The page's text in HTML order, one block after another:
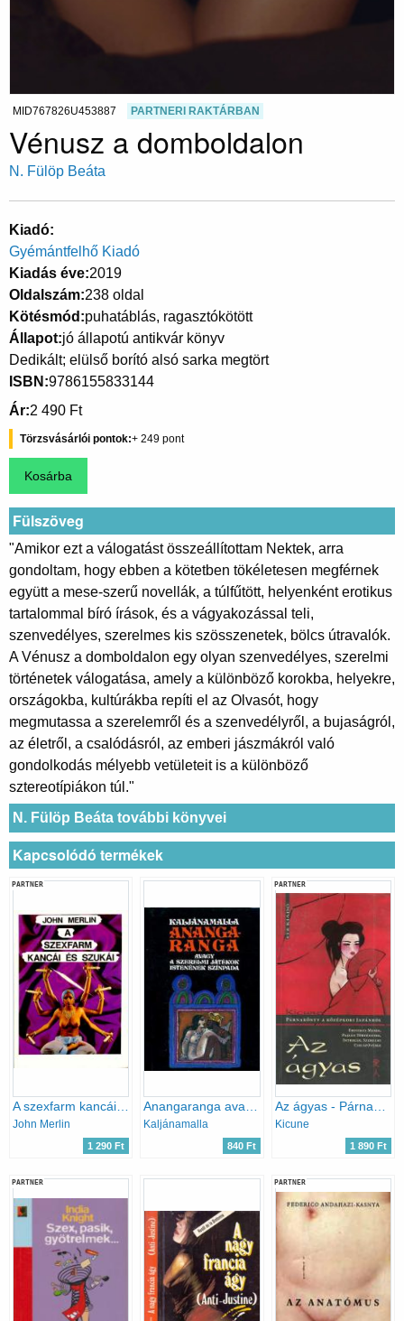
MID767826U453887 PARTNERI RAKTÁRBAN
Vénusz a domboldalon
N. Fülöp Beáta
Kiadó
Gyémántfelhő Kiadó
Kiadás éve 2019
Oldalszám 238 oldal
Kötésmód puhatáblás, ragasztókötött
Állapot jó állapotú antikvár könyv
Dedikált; elülső borító alsó sarka megtört
ISBN 9786155833144
Ár 2 490 Ft
Törzsvásárlói pontok 249
Fülszöveg
"Amikor ezt a válogatást összeállítottam Nektek, arra
gondoltam, hogy ebben a kötetben tökéletesen megférnek
együtt a mese-szerű novellák, a túlfűtött, helyenként erotikus
tartalommal bíró írások, és a vágyakozással teli,
szenvedélyes, szerelmes kis szösszenetek, bölcs útravalók.
A Vénusz a domboldalon egy olyan szenvedélyes, szerelmi
történetek válogatása, amely a különböző korokba, helyekre,
országokba, kultúrákba repíti el az Olvasót, hogy
megmutassa a szerelemről és a szenvedélyről, a bujaságról,
az életről, a csalódásról, az emberi jászmákról való
gondolkodás mélyebb vetületeit is a különböző
sztereotípiákon túl."
N. Fülöp Beáta további könyvei
Kapcsolódó termékek
PARTNER
A szexfarm kancái és szukái
John Merlin
1 290 Ft
Anangaranga avagy a szerelmi játékok istenének színpada
Kaljánamalla
840 Ft
PARTNER
Az ágyas - Párnakönyv a középkori Japánból
Kicune
1 890 Ft
PARTNER PARTNER